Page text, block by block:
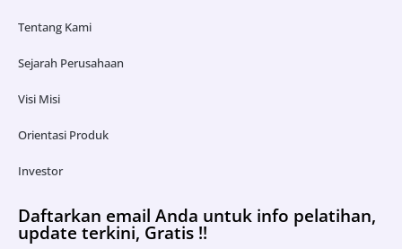
Tentang Kami
Sejarah Perusahaan
Visi Misi
Orientasi Produk
Investor
Daftarkan email Anda untuk info pelatihan,
update terkini, Gratis !!